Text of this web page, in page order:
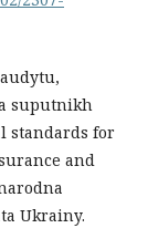
suputnikh
standards for
and
Ukrainy.